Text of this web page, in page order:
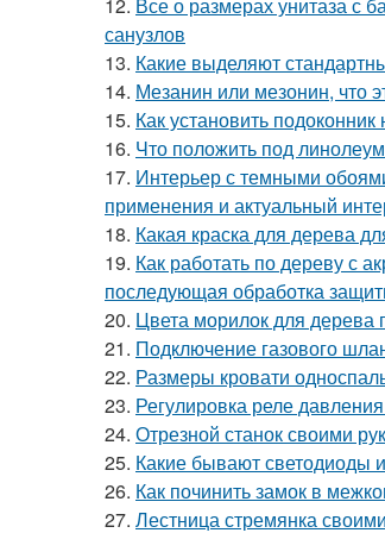
санузлов
13. Какие выделяют
14. Мезанин или мезонин, что
15. Как установить
16. Что положить под
17. Интерьер с темными
применения и актуальный
18. Какая краска для дерева
19. Как работать по дереву с
последующая обработка
20. Цвета морилок для дерева
21. Подключение газового
22. Размеры кровати
23. Регулировка реле
24. Отрезной станок своими
25. Какие бывают светодиоды
26. Как починить замок в
27. Лестница стремянка